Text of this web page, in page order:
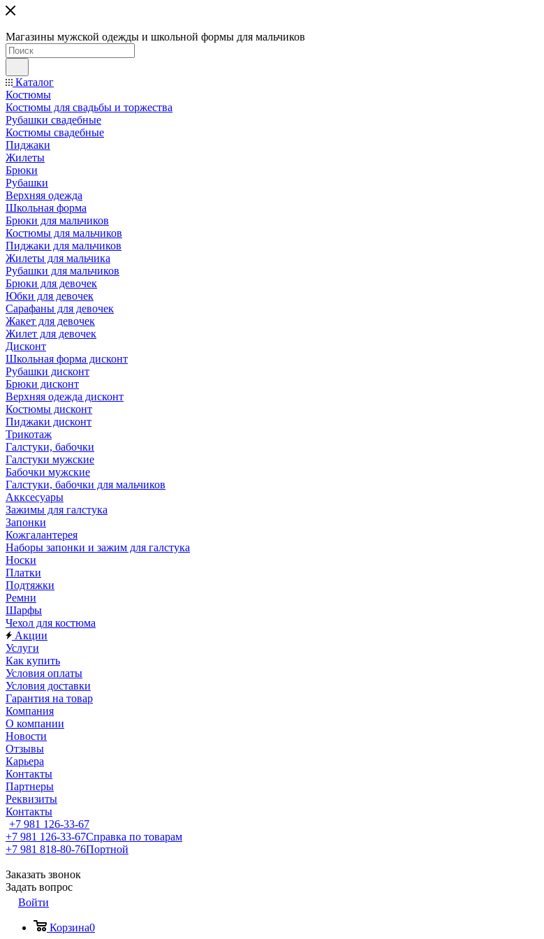
Магазины мужской одежды и школьной формы для мальчиков
Каталог
Костюмы
Костюмы для свадьбы и торжества
Рубашки свадебные
Костюмы свадебные
Пиджаки
Жилеты
Брюки
Рубашки
Верхняя одежда
Школьная форма
Брюки для мальчиков
Костюмы для мальчиков
Пиджаки для мальчиков
Жилеты для мальчика
Рубашки для мальчиков
Брюки для девочек
Юбки для девочек
Сарафаны для девочек
Жакет для девочек
Жилет для девочек
Дисконт
Школьная форма дисконт
Рубашки дисконт
Брюки дисконт
Верхняя одежда дисконт
Костюмы дисконт
Пиджаки дисконт
Трикотаж
Галстуки, бабочки
Галстуки мужские
Бабочки мужские
Галстуки, бабочки для мальчиков
Акксесуары
Зажимы для галстука
Запонки
Кожгалантерея
Наборы запонки и зажим для галстука
Носки
Платки
Подтяжки
Ремни
Шарфы
Чехол для костюма
Акции
Услуги
Как купить
Условия оплаты
Условия доставки
Гарантия на товар
Компания
О компании
Новости
Отзывы
Карьера
Контакты
Партнеры
Реквизиты
Контакты
+7 981 126-33-67
+7 981 126-33-67Справка по товарам
+7 981 818-80-76Портной
Заказать звонок
Задать вопрос
Войти
Корзина0